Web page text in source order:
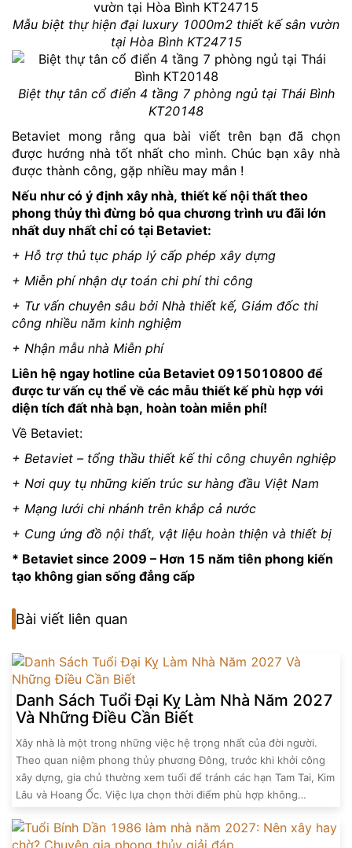
Mẫu biệt thự hiện đại luxury 1000m2 thiết kế sân vườn
tại Hòa Bình KT24715
Biệt thự tân cổ điển 4 tầng 7 phòng ngủ tại Thái Bình
KT20148
Betaviet mong rằng qua bài viết trên bạn đã chọn
được hướng nhà tốt nhất cho mình. Chúc bạn xây nhà
được thành công, gặp nhiều may mắn !
Nếu như có ý định xây nhà, thiết kế nội thất theo
phong thủy thì đừng bỏ qua chương trình ưu đãi lớn
nhất duy nhất chỉ có tại Betaviet:
+ Hỗ trợ thủ tục pháp lý cấp phép xây dựng
+ Miễn phí nhận dự toán chi phí thi công
+ Tư vấn chuyên sâu bởi Nhà thiết kế, Giám đốc thi
công nhiều năm kinh nghiệm
+ Nhận mẫu nhà Miễn phí
Liên hệ ngay hotline của Betaviet 0915010800 để
được tư vấn cụ thể về các mẫu thiết kế phù hợp với
diện tích đất nhà bạn, hoàn toàn miễn phí!
Về Betaviet:
+ Betaviet – tổng thầu thiết kế thi công chuyên nghiệp
+ Nơi quy tụ những kiến trúc sư hàng đầu Việt Nam
+ Mạng lưới chi nhánh trên khắp cả nước
+ Cung ứng đồ nội thất, vật liệu hoàn thiện và thiết bị
* Betaviet since 2009 – Hơn 15 năm tiên phong kiến
tạo không gian sống đẳng cấp
Bài viết liên quan
Danh Sách Tuổi Đại Kỵ Làm Nhà Năm 2027
Và Những Điều Cần Biết
Xây nhà là một trong những việc hệ trọng nhất của đời người.
Theo quan niệm phong thủy phương Đông, trước khi khởi công
xây dựng, gia chủ thường xem tuổi để tránh các hạn Tam Tai, Kim
Lâu và Hoang Ốc. Việc lựa chọn thời điểm phù hợp không…